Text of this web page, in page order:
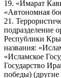
19. «Имарат
«Автономная
21.
подразделение
Республики
названия:
«Исламское
Государство
победы)